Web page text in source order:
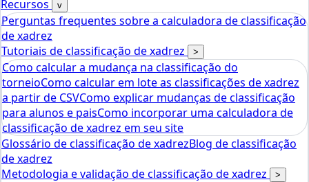
Recursos
v
Perguntas frequentes sobre a calculadora de classificação
de xadrez
Tutoriais de classificação de xadrez
>
Como calcular a mudança na classificação do
torneioComo calcular em lote as classificações de xadrez
a partir de CSVComo explicar mudanças de classificação
para alunos e paisComo incorporar uma calculadora de
classificação de xadrez em seu site
Glossário de classificação de xadrezBlog de classificação
de xadrez
Metodologia e validação de classificação de xadrez
>